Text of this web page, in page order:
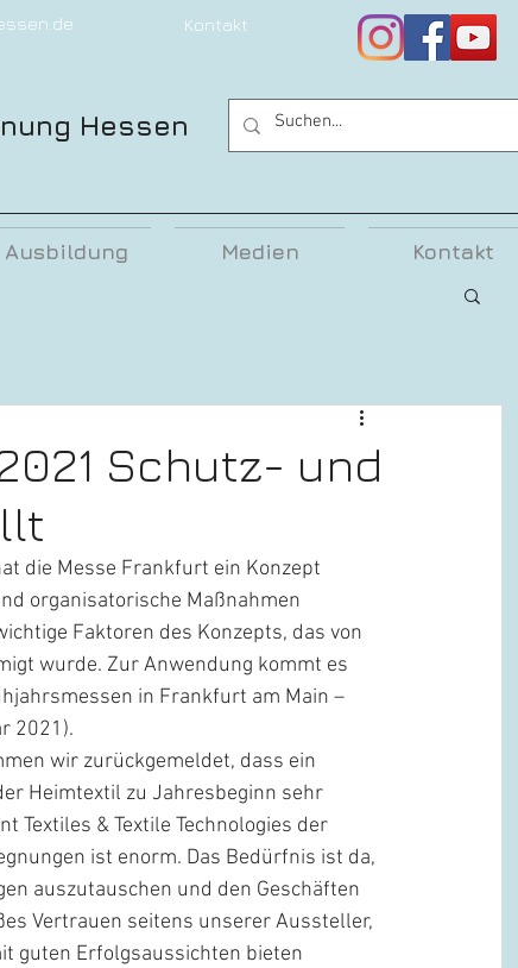
Kontakt
Hessen
Ausbildung Medien Kontakt
Schutz- und
die Messe Frankfurt ein Konzept
organisatorische Maßnahmen
Faktoren des Konzepts, das von
wurde. Zur Anwendung kommt es
in Frankfurt am Main –
2021).
wir zurückgemeldet, dass ein
Heimtextil zu Jahresbeginn sehr
Textiles & Textile Technologies der
ist enorm. Das Bedürfnis ist da,
auszutauschen und den Geschäften
Vertrauen seitens unserer Aussteller,
guten Erfolgsaussichten bieten